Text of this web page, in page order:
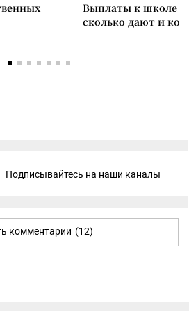
Выплаты к школе в
сколько дают и
Подписывайтесь на наши каналы
комментарии (12)